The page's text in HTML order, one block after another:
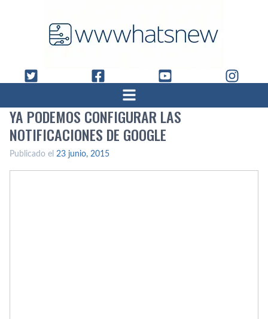
YA PODEMOS CONFIGURAR LAS
NOTIFICACIONES DE GOOGLE
Publicado el 23 junio, 2015